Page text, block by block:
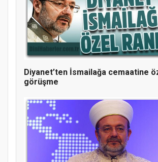
Diyanet’ten İsmailağa cemaatine
görüşme